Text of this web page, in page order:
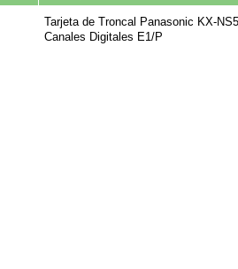
Tarjeta de Troncal Panasonic KX-
Canales Digitales E1/P